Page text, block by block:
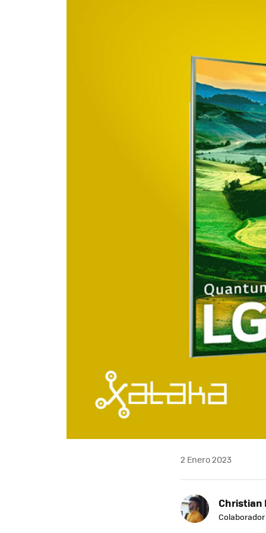
2 Enero 2023
Christian
Colaborador